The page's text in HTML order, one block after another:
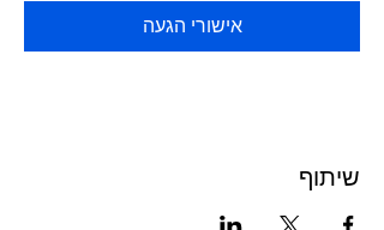
אישורי הגעה
שיתוף